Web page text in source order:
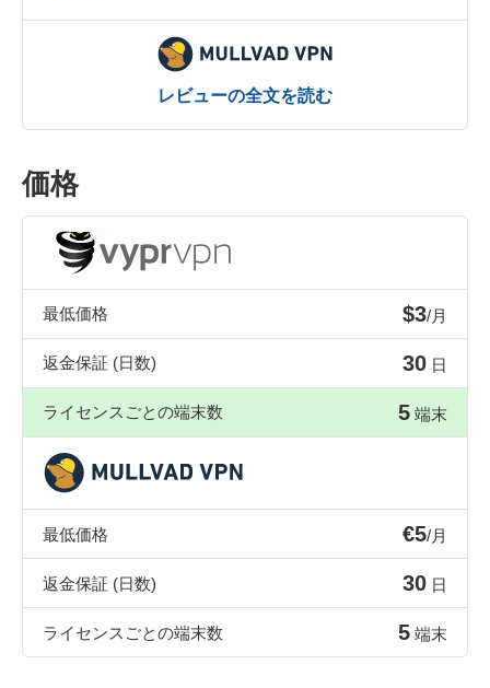
レビューの全文を読む
価格
最低価格 $3/月
返金保証 (日数) 30 日
ライセンスごとの端末数 5 端末
最低価格 €5/月
返金保証 (日数) 30 日
ライセンスごとの端末数 5 端末